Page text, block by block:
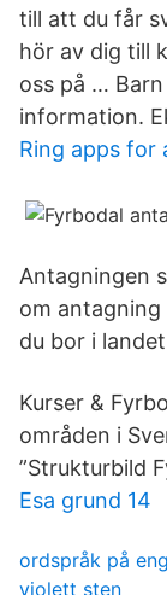
till att du får
hör av dig till
oss på …
information.
Ring apps for
Antagningen
om antagning
du bor i
Kurser &
områden i
”Strukturbild
Esa grund 14
ordspråk på
violett sten